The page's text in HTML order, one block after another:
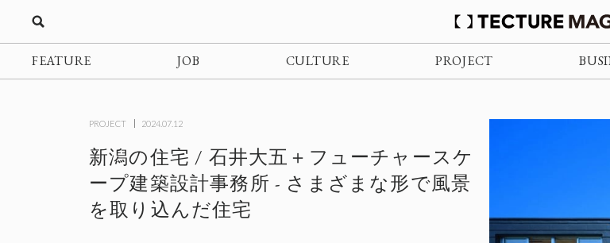
FEATURE JOB CULTURE PROJECT
PROJECT 2024.07.12
新潟の住宅 / 石井大五＋フューチャースケ
ープ建築設計事務所 - さまざまな形で風景
を取り込んだ住宅